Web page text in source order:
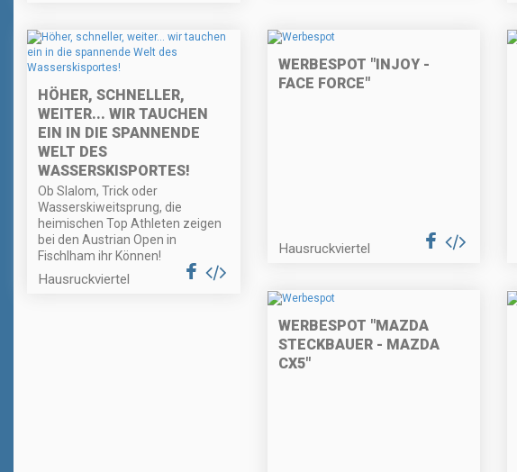
HÖHER, SCHNELLER,
WEITER... WIR TAUCHEN
EIN IN DIE SPANNENDE
WELT DES
WASSERSKISPORTES!
Ob Slalom, Trick oder
Wasserskiweitsprung, die
heimischen Top Athleten zeigen
bei den Austrian Open in
Fischlham ihr Können!
Hausruckviertel
WERBESPOT "INJOY -
FACE FORCE"
Hausruckviertel
WERBESPOT "MAZDA
STECKBAUER - MAZDA
CX5"